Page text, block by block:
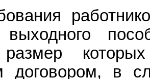
выходного
договором, в